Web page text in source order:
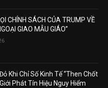
CHÍNH SÁCH CỦA TRUMP VỀ
GIAO MẪU GIÁO”
Khi Chỉ Số Kinh Tế “Then Chốt
Phát Tín Hiệu Nguy Hiểm